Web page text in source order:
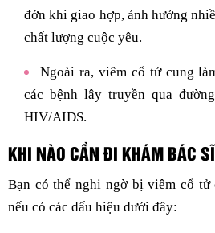
đớn khi giao hợp, ảnh hưởng
chất lượng cuộc yêu.
Ngoài ra, viêm cổ tử cung
các bệnh lây truyền qua
HIV/AIDS.
KHI NÀO CẦN ĐI KHÁM BÁC
Bạn có thể nghi ngờ bị viêm cổ
nếu có các dấu hiệu dưới đây: